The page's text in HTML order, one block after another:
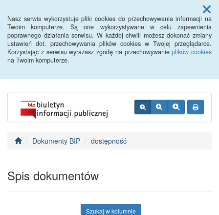
Nasz serwis wykorzystuje pliki cookies do przechowywania informacji na
Twoim komputerze. Są one wykorzystywane w celu zapewnienia
poprawnego działania serwisu. W każdej chwili możesz dokonać zmiany
ustawień dot. przechowywania plików cookies w Twojej przeglądarce.
Korzystając z serwisu wyrażasz zgodę na przechowywanieplików cookies
na Twoim komputerze.
Menu
BIP - Urząd Miejski
Wyśmierzyce
Dokumenty BIP dostępność
Spis dokumentów
Szukaj w kolumnie